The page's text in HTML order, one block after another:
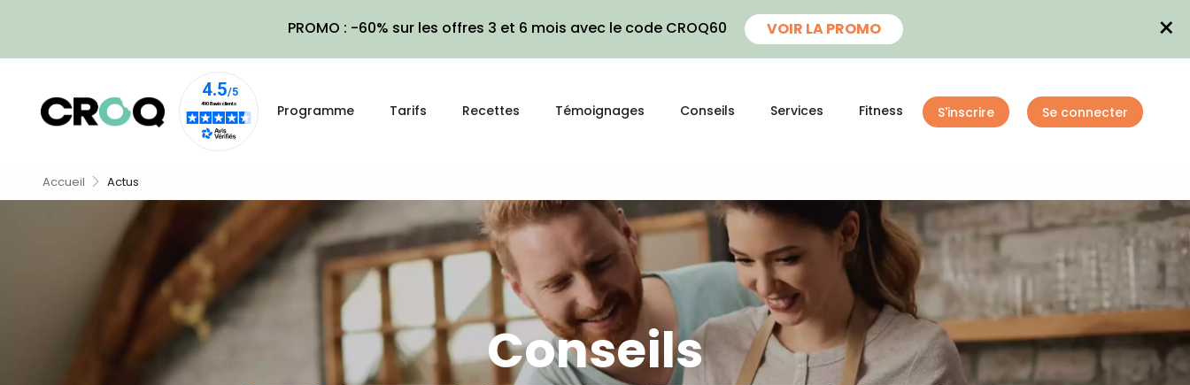
PROMO : -60% sur les offres 3 et 6 mois avec le code CROQ60 VOIR LA PROMO ×
Programme Tarifs Recettes Témoignages Conseils Services Fitness S'inscrire Se connecter
Accueil Actus
Conseils